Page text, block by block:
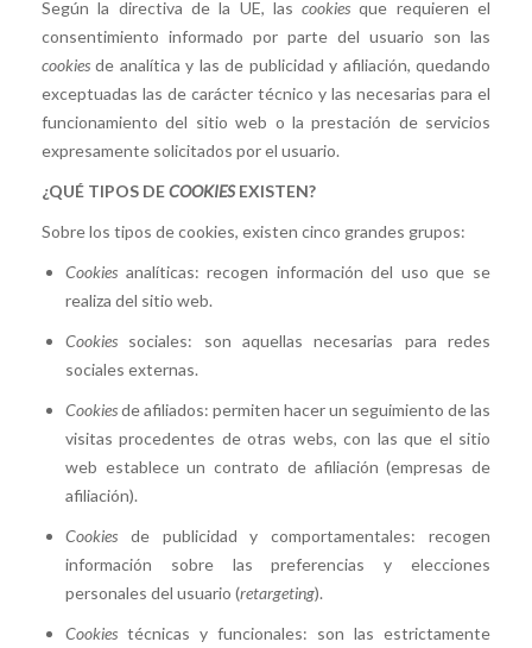
Según la directiva de la UE, lascookiesque requieren el
consentimiento informado por parte del usuario son las
cookiesde analítica y las de publicidad y afiliación, quedando
exceptuadas las de carácter técnico y las necesarias para el
funcionamiento del sitio web o la prestación de servicios
expresamente solicitados por el usuario.
¿QUÉ TIPOS DECOOKIESEXISTEN?
Sobre los tipos de cookies, existen cinco grandes grupos:
Cookies analíticas: recogen información del uso que se
realiza del sitio web.
Cookies sociales: son aquellas necesarias para redes
sociales externas.
Cookiesde afiliados: permiten hacer un seguimiento de las
visitas procedentes de otras webs, con las que el sitio
web establece un contrato de afiliación (empresas de
afiliación).
Cookies de publicidad y comportamentales: recogen
información sobre las preferencias y elecciones
personales del usuario (retargeting).
Cookies técnicas y funcionales: son las estrictamente